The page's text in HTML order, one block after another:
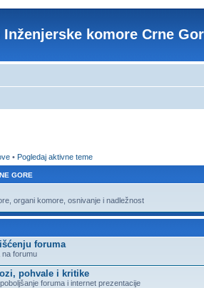
Inženjerske komore Crne
• Pogledaj aktivne teme
GORE
organi komore, osnivanje i nadležnost
foruma
na forumu
pohvale i kritike
foruma i internet prezentacije